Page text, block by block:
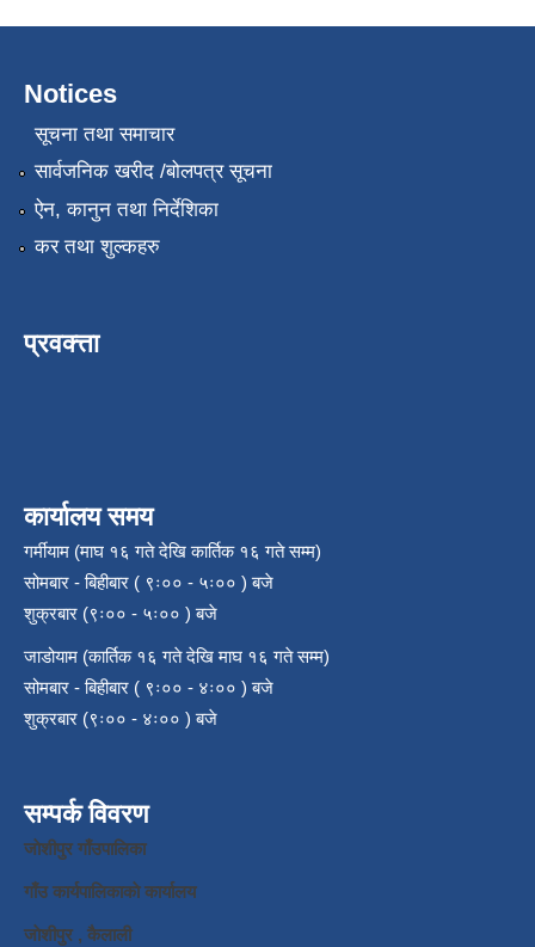
Notices
सूचना तथा समाचार
सार्वजनिक खरीद /बोलपत्र सूचना
ऐन, कानुन तथा निर्देशिका
कर तथा शुल्कहरु
प्रवक्त्ता
कार्यालय समय
गर्मीयाम (माघ १६ गते देखि कार्तिक १६ गते सम्म)
सोमबार - बिहीबार ( ९ः०० - ५ः०० ) बजे
शुक्रबार (९ः०० - ५ः०० ) बजे
जाडोयाम (कार्तिक १६ गते देखि माघ १६ गते सम्म)
सोमबार - बिहीबार ( ९ः०० - ४ः०० ) बजे
शुक्रबार (९ः०० - ४ः०० ) बजे
सम्पर्क विवरण
जाेशीपुर गाँउपालिका
गाँउ कार्यपालिकाकाे कार्यालय
जाेशीपुर , कैलाली